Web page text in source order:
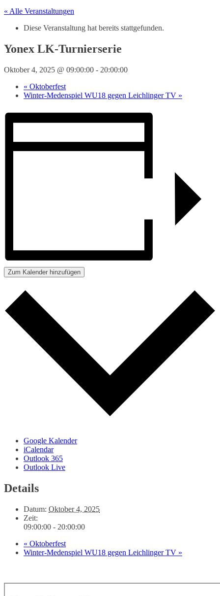
« Alle Veranstaltungen
Diese Veranstaltung hat bereits stattgefunden.
Yonex LK-Turnierserie
Oktober 4, 2025 @ 09:00:00 - 20:00:00
« Oktoberfest
Winter-Medenspiel WU18 gegen Leichlinger TV »
Zum Kalender hinzufügen
Google Kalender
iCalendar
Outlook 365
Outlook Live
Details
Datum: Oktober 4, 2025
Zeit:
09:00:00 - 20:00:00
« Oktoberfest
Winter-Medenspiel WU18 gegen Leichlinger TV »